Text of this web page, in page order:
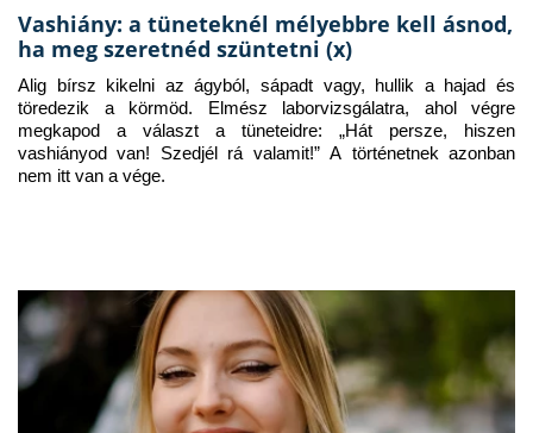
Vashiány: a tüneteknél mélyebbre kell ásnod,
ha meg szeretnéd szüntetni (x)
Alig bírsz kikelni az ágyból, sápadt vagy, hullik a hajad és
töredezik a körmöd. Elmész laborvizsgálatra, ahol végre
megkapod a választ a tüneteidre: „Hát persze, hiszen
vashiányod van! Szedjél rá valamit!” A történetnek azonban
nem itt van a vége.